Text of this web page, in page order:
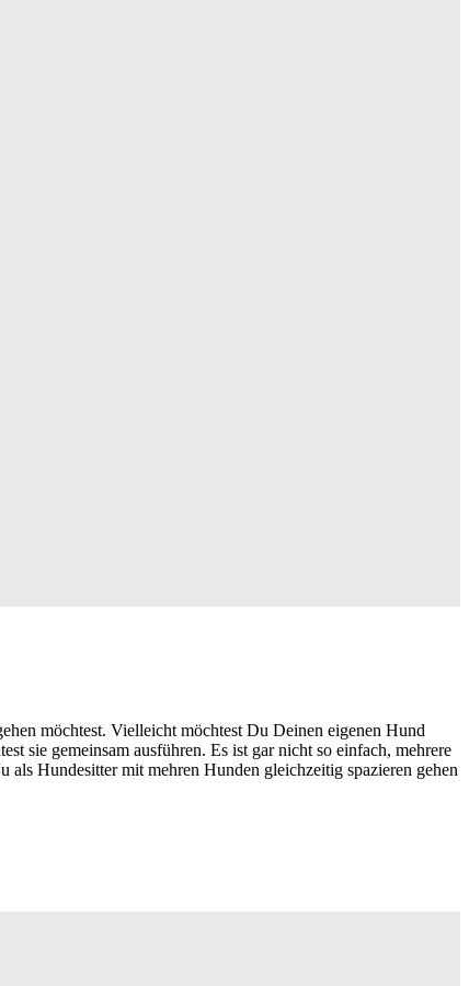
möchtest. Vielleicht möchtest Du Deinen eigenen Hund
sie gemeinsam ausführen. Es ist gar nicht so einfach, mehrere
Hundesitter mit mehren Hunden gleichzeitig spazieren gehen